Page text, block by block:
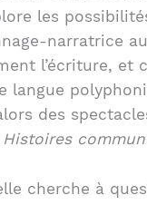
les
narratrice
l’écriture, et
langue
des
Histoires
cherche à